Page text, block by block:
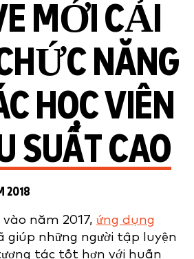
MỚI CẢI
NĂNG
HỌC VIÊN
SUẤT CAO
2018
năm 2017, ứng dụng
giúp những người tập luyện
tác tốt hơn với huấn